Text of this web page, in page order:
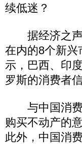
续低迷？
据经济之声
在内的8个新兴
示，巴西、印
罗斯的消费者
与中国消费
购买不动产的
此外，中国消